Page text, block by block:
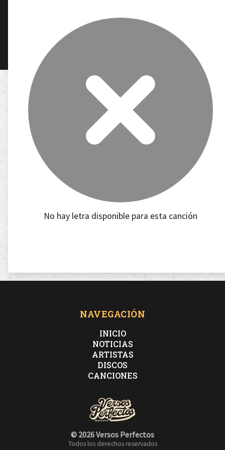
No hay letra disponible para esta canción
NAVEGACIÓN
INICIO
NOTICIAS
ARTISTAS
DISCOS
CANCIONES
© 2026 Versos Perfectos
Todos los derechos reservados